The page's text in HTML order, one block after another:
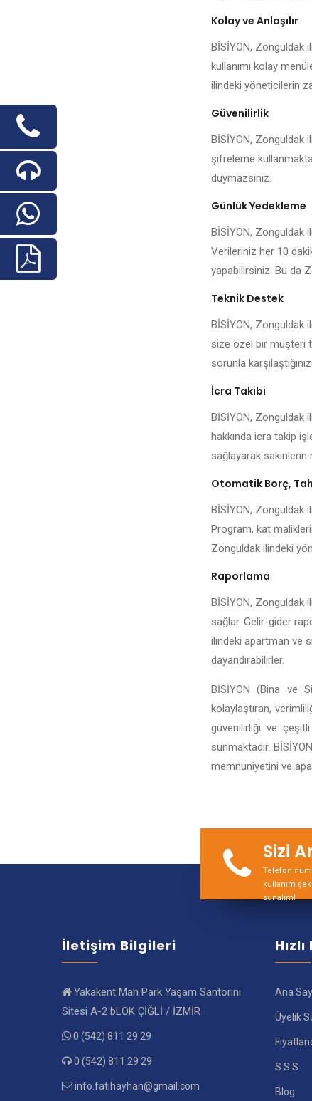
Kolay ve Anlaşılır
BİSİYON, Zonguldak
kullanımı kolay
ilindeki yöneticilerin
Güvenilirlik
BİSİYON, Zonguldak
şifreleme
duymazsınız.
Günlük Yedekleme
BİSİYON, Zonguldak
Verileriniz her 10
yapabilirsiniz. Bu da
Teknik Destek
BİSİYON, Zonguldak
size özel bir müşteri
sorunla
İcra Takibi
BİSİYON, Zonguldak
hakkında icra takip
sağlayarak sakinlerin
Otomatik Borç,
BİSİYON, Zonguldak
Program, kat
Zonguldak ilindeki
Raporlama
BİSİYON, Zonguldak
sağlar. Gelir-gider
ilindeki apartman ve
dayandırabilirler.
BİSİYON (Bina ve
kolaylaştıran,
güvenilirliği ve
sunmaktadır.
memnuniyetini ve
Sizi
Telefon
kullanım
sunalım!
İletişim Bilgileri
Yakakent Mah Park Yaşam Santorini
Sitesi A-2 bLOK ÇİĞLİ / İZMİR
0 (542) 811 29 29
0 (542) 811 29 29
info.fatihayhan@gmail.com
Ana
Üyelik
S.S.S
Blog